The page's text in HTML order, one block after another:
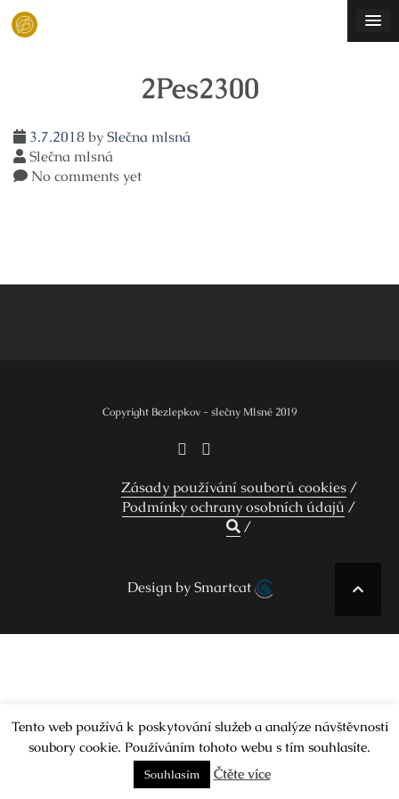
Skip
2Pes2300
3.7.2018bySlečna mlsná
Slečna mlsná
No comments yet
Copyright Bezlepkov - slečny Mlsné 2019
Zásady používání souborů cookies
Podmínky ochrany osobních údajů
Design by Smartcat
Tento web používá k poskytování služeb a analýze návštěvnosti
soubory cookie. Používáním tohoto webu s tím souhlasíte.
Souhlasím Čtěte více